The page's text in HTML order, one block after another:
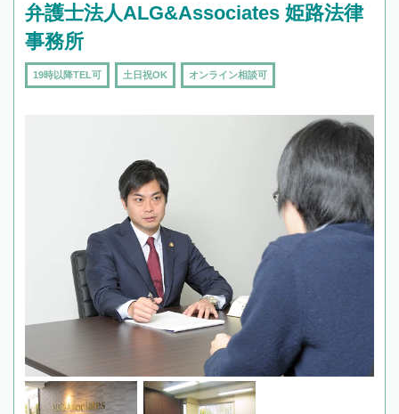
弁護士法人ALG&Associates 姫路法律
事務所
19時以降TEL可 土日祝OK オンライン相談可